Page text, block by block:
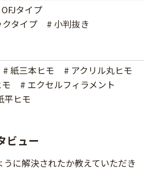
タイプ
タイプ
# 小判抜き
# 紙三本ヒモ
# アクリル丸ヒモ
# エクセルフィラメント
平ヒモ
ビュー
うに解決されたか教えていただき